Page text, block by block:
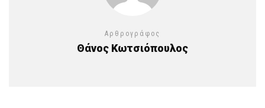
Αρθρογράφος
Θάνος Κωτσιόπουλος